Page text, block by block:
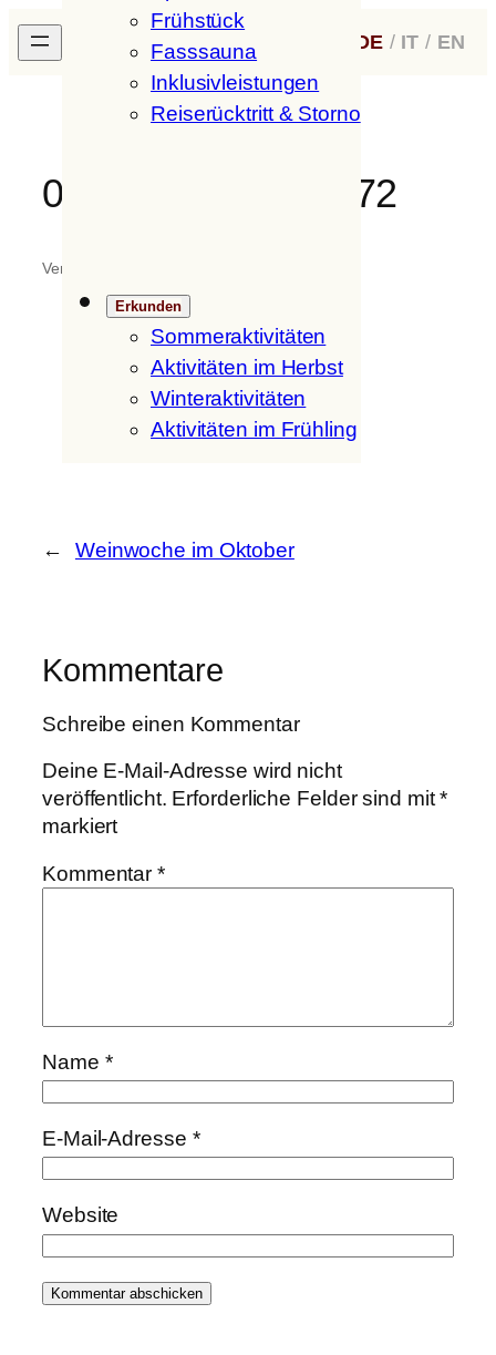
Zum
Inhalt
Frühstück
Fasssauna
Inklusivleistungen
Reiserücktritt & Storno
Erkunden
Sommeraktivitäten
Aktivitäten im Herbst
Winteraktivitäten
Aktivitäten im Frühling
H oferHof DE / IT / EN
09_11_E7T5307_72
Verfasst von
← Weinwoche im Oktober
Kommentare
Schreibe einen Kommentar
Deine E-Mail-Adresse wird nicht
veröffentlicht. Erforderliche Felder sind mit*
markiert
Kommentar*
Name *
E-Mail-Adresse *
Website